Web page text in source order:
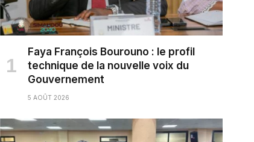
Faya François Bourouno : le profil
technique de la nouvelle voix du
Gouvernement
5 AOÛT 2026